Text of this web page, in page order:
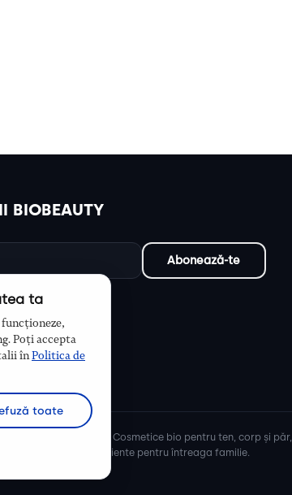
BIOBEAUTY
cocos, unt de shea. Cosmetice bio pentru ten, corp și păr,
organice eficiente pentru întreaga familie.
ta
Poți accepta
înPolitica de
toate